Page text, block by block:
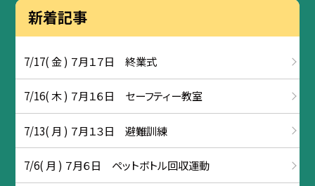
新着記事
7/17( 金 ) ７月１７日 終業式
7/16( 木 ) ７月１６日 セーフティー教室
7/13( 月 ) ７月１３日 避難訓練
7/6( 月 ) ７月６日 ペットボトル回収運動